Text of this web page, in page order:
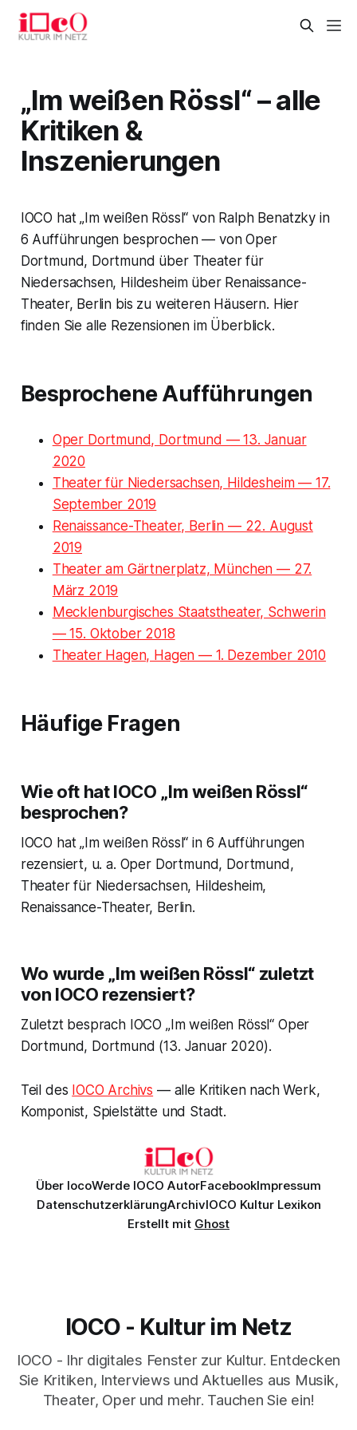
„Im weißen Rössl“ – alle
Kritiken &
Inszenierungen
IOCO hat „Im weißen Rössl“ von Ralph Benatzky in
6 Aufführungen besprochen — von Oper
Dortmund, Dortmund über Theater für
Niedersachsen, Hildesheim über Renaissance-
Theater, Berlin bis zu weiteren Häusern. Hier
finden Sie alle Rezensionen im Überblick.
Besprochene Aufführungen
Oper Dortmund, Dortmund — 13. Januar
2020
Theater für Niedersachsen, Hildesheim — 17.
September 2019
Renaissance-Theater, Berlin — 22. August
2019
Theater am Gärtnerplatz, München — 27.
März 2019
Mecklenburgisches Staatstheater, Schwerin
— 15. Oktober 2018
Theater Hagen, Hagen — 1. Dezember 2010
Häufige Fragen
Wie oft hat IOCO „Im weißen Rössl“
besprochen?
IOCO hat „Im weißen Rössl“ in 6 Aufführungen
rezensiert, u. a. Oper Dortmund, Dortmund,
Theater für Niedersachsen, Hildesheim,
Renaissance-Theater, Berlin.
Wo wurde „Im weißen Rössl“ zuletzt
von IOCO rezensiert?
Zuletzt besprach IOCO „Im weißen Rössl“ Oper
Dortmund, Dortmund (13. Januar 2020).
Teil des IOCO Archivs — alle Kritiken nach Werk,
Komponist, Spielstätte und Stadt.
Über IocoWerde IOCO AutorFacebookImpressum
DatenschutzerklärungArchivIOCO Kultur Lexikon
Erstellt mit Ghost
IOCO - Kultur im Netz
IOCO - Ihr digitales Fenster zur Kultur. Entdecken
Sie Kritiken, Interviews und Aktuelles aus Musik,
Theater, Oper und mehr. Tauchen Sie ein!